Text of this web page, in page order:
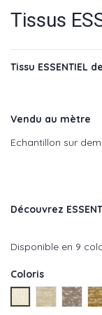
Tissus
Tissu ESSENTIEL
Vendu au mètre
Echantillon sur
Découvrez
Disponible en 9
Coloris
Nuages - réf : LI
Laine - réf :
Hiver -